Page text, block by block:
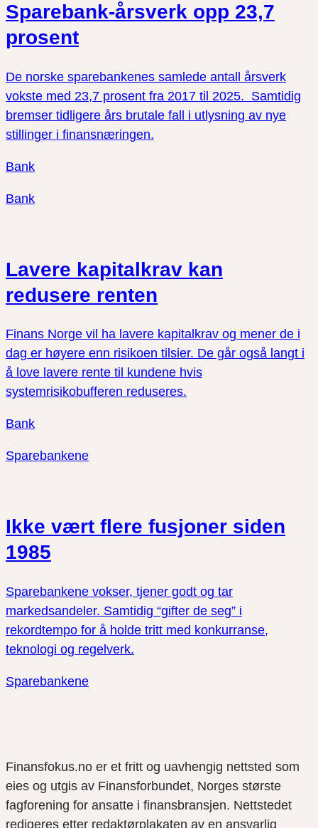
Sparebank-årsverk opp 23,7
prosent
De norske sparebankenes samlede antall årsverk
vokste med 23,7 prosent fra 2017 til 2025. Samtidig
bremser tidligere års brutale fall i utlysning av nye
stillinger i finansnæringen.
Bank
Bank
Lavere kapitalkrav kan
redusere renten
Finans Norge vil ha lavere kapitalkrav og mener de i
dag er høyere enn risikoen tilsier. De går også langt i
å love lavere rente til kundene hvis
systemrisikobufferen reduseres.
Bank
Sparebankene
Ikke vært flere fusjoner siden
1985
Sparebankene vokser, tjener godt og tar
markedsandeler. Samtidig “gifter de seg” i
rekordtempo for å holde tritt med konkurranse,
teknologi og regelverk.
Sparebankene
Finansfokus.no er et fritt og uavhengig nettsted som
eies og utgis av Finansforbundet, Norges største
fagforening for ansatte i finansbransjen. Nettstedet
redigeres etter redaktørplakaten av en ansvarlig